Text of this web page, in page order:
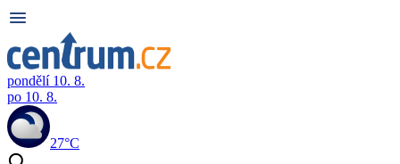
pondělí 10. 8.
po 10. 8.
27°C